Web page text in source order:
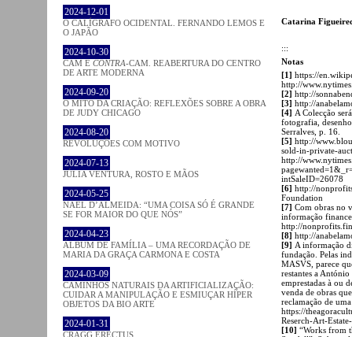
2024-12-01
O CALÍGRAFO OCIDENTAL. FERNANDO LEMOS E
O JAPÃO
2024-10-30
CAM E CONTRA-CAM. REABERTURA DO CENTRO
DE ARTE MODERNA
2024-09-20
O MITO DA CRIAÇÃO: REFLEXÕES SOBRE A OBRA
DE JUDY CHICAGO
2024-08-20
REVOLUÇÕES COM MOTIVO
2024-07-13
JÚLIA VENTURA, ROSTO E MÃOS
2024-05-25
NAEL D’ALMEIDA: “UMA COISA SÓ É GRANDE
SE FOR MAIOR DO QUE NÓS”
2024-04-23
ÁLBUM DE FAMÍLIA – UMA RECORDAÇÃO DE
MARIA DA GRAÇA CARMONA E COSTA
2024-03-09
CAMINHOS NATURAIS DA ARTIFICIALIZAÇÃO:
CUIDAR A MANIPULAÇÃO E ESMIUÇAR HÍPER
OBJETOS DA BIO ARTE
2024-01-31
CRAGG ERECTUS
Catarina
:::
Notas
[1] https://
http://
[2] http://
[3] http://
[4] A Colecção
fotografia,
Serralves, p. 16.
[5] http://
sold-in-private-
http://
intSaleID=26078
[6] http://
Foundation
[7] Com obras no
informação
http://
[8] http://
[9] A informação
fundação. Pelas
MASVS, parece
restantes a
emprestadas à ou
venda de obras
reclamação de
https://
Reserch-Art-
[10] “Works from